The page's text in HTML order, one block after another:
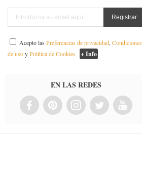
Acepto lasPreferencias de privacidad,Condiciones
de usoyPolítica de Cookies + Info
EN LAS REDES